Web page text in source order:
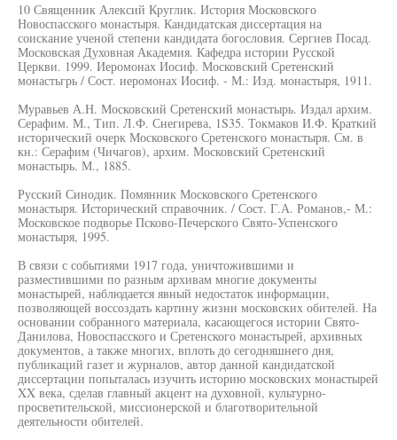
10 Священник Алексий Круглик. История Московского
Новоспасского монастыря. Кандидатская диссертация на
соискание ученой степени кандидата богословия. Сергиев Посад.
Московская Духовная Академия. Кафедра истории Русской
Церкви. 1999. Иеромонах Иосиф. Московский Сретенский
монастьгрь / Сост. иеромонах Иосиф. - М.: Изд. монастыря, 1911.
Муравьев А.Н. Московский Сретенский монастырь. Издал архим.
Серафим. М., Тип. Л.Ф. Снегирева, 1S35. Токмаков И.Ф. Краткий
исторический очерк Московского Сретенского монастыря. См. в
кн.: Серафим (Чичагов), архим. Московский Сретенский
монастырь. М., 1885.
Русский Синодик. Помянник Московского Сретенского
монастыря. Исторический справочник. / Сост. Г.А. Романов,- М.:
Московское подворье Псково-Печерского Свято-Успенского
монастыря, 1995.
В связи с событиями 1917 года, уничтожившими и
разместившими по разным архивам многие документы
монастырей, наблюдается явный недостаток информации,
позволяющей воссоздать картину жизни московских обителей. На
основании собранного материала, касающегося истории Свято-
Данилова, Новоспасского и Сретенского монастырей, архивных
документов, а также многих, вплоть до сегодняшнего дня,
публикаций газет и журналов, автор данной кандидатской
диссертации попыталась изучить историю московских монастырей
XX века, сделав главный акцент на духовной, культурно-
просветительской, миссионерской и благотворительной
деятельности обителей.